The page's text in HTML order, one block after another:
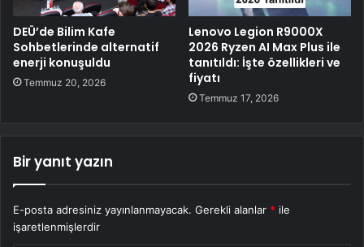
DEÜ’de Bilim Kafe
Sohbetlerinde alternatif
enerji konuşuldu
Temmuz 20, 2026
Lenovo Legion R9000X
2026 Ryzen AI Max Plus ile
tanıtıldı: İşte özellikleri ve
fiyatı
Temmuz 17, 2026
Bir yanıt yazın
E-posta adresiniz yayınlanmayacak. Gerekli alanlar * ile
işaretlenmişlerdir